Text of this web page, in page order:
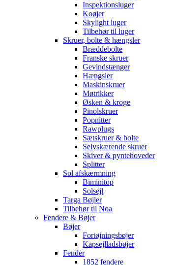
Inspektionsluger
Koøjer
Skylight luger
Tilbehør til luger
Skruer, bolte & hængsler
Bræddebolte
Franske skruer
Gevindstænger
Hængsler
Maskinskruer
Møtrikker
Øsken & kroge
Pinolskruer
Popnitter
Rawplugs
Sætskruer & bolte
Selvskærende skruer
Skiver & pyntehoveder
Splitter
Sol afskærmning
Biminitop
Solsejl
Targa Bøjler
Tilbehør til Noa
Fendere & Bøjer
Bøjer
Fortøjningsbøjer
Kapsejlladsbøjer
Fender
1852 fendere